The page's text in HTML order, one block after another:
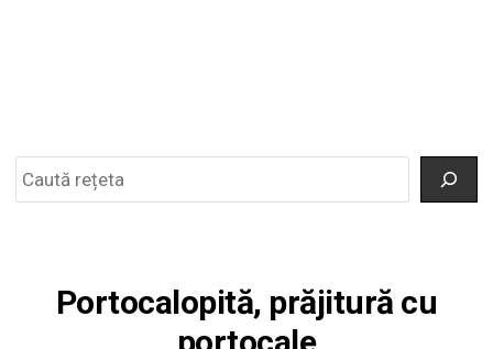
Portocalopită, prăjitură cu